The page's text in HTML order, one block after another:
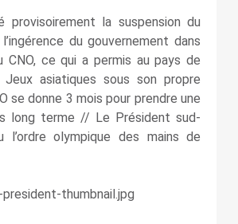
provisoirement la suspension du
du gouvernement dans
CNO, ce qui a permis au pays de
Jeux asiatiques sous son propre
se donne 3 mois pour prendre une
long terme // Le Président sud-
l’ordre olympique des mains de